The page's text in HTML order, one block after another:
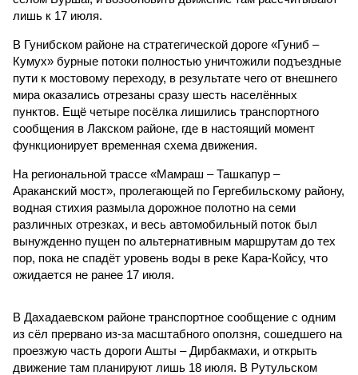
лишь к 17 июля.
В Гунибском районе на стратегической дороге «Гуниб –
Кумух» бурные потоки полностью уничтожили подъездные
пути к мостовому переходу, в результате чего от внешнего
мира оказались отрезаны сразу шесть населённых
пунктов. Ещё четыре посёлка лишились транспортного
сообщения в Лакском районе, где в настоящий момент
функционирует временная схема движения.
На региональной трассе «Мамраш – Ташкапур –
Араканский мост», пролегающей по Гергебильскому району,
водная стихия размыла дорожное полотно на семи
различных отрезках, и весь автомобильный поток был
вынужденно пущен по альтернативным маршрутам до тех
пор, пока не спадёт уровень воды в реке Кара-Койсу, что
ожидается не ранее 17 июля.
В Дахадаевском районе транспортное сообщение с одним
из сёл прервано из-за масштабного оползня, сошедшего на
проезжую часть дороги Ашты – Дирбакмахи, и открыть
движение там планируют лишь 18 июля. В Рутульском